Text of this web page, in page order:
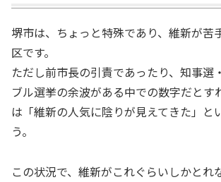
堺市は、ちょっと特殊であり、維新が苦
区です。
ただし前市長の引責であったり、知事選
ブル選挙の余波がある中での数字だとす
は「維新の人気に陰りが見えてきた」と
う。
この状況で、維新がこれぐらいしかとれ